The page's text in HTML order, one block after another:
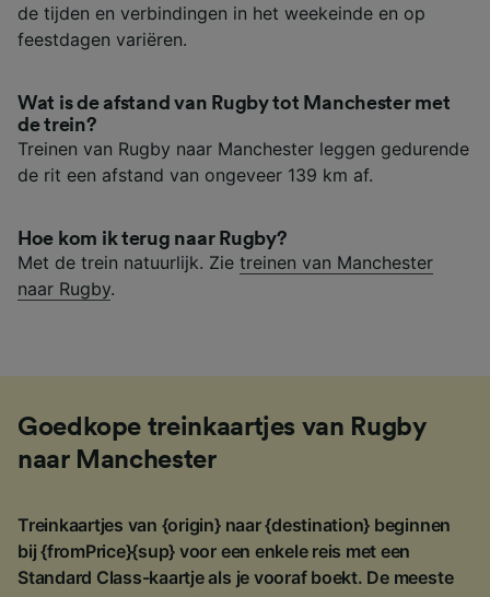
de tijden en verbindingen in het weekeinde en op
feestdagen variëren.
Wat is de afstand van Rugby tot Manchester met
de trein?
Treinen van Rugby naar Manchester leggen gedurende
de rit een afstand van ongeveer 139 km af.
Hoe kom ik terug naar Rugby?
Met de trein natuurlijk. Zie treinen van Manchester
naar Rugby.
Goedkope treinkaartjes van Rugby
naar Manchester
Treinkaartjes van {origin} naar {destination} beginnen
bij {fromPrice}{sup} voor een enkele reis met een
Standard Class-kaartje als je vooraf boekt. De meeste